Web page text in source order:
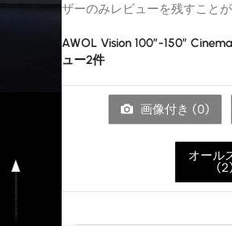
AWOL Vision 100”-150”
ュー2件
画像付き (0)
オール
(2
ザーのみレビューを残すことが